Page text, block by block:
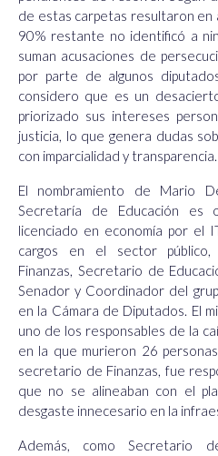
de estas carpetas resultaron en
90% restante no identificó a
suman acusaciones de
por parte de algunos
considero que es un
priorizado sus intereses
justicia, lo que genera dudas
con imparcialidad y transparencia.
El nombramiento de Mario
Secretaría de Educación es
licenciado en economía por el
cargos en el sector público,
Finanzas, Secretario de
Senador y Coordinador del
en la Cámara de Diputados. El
uno de los responsables de la
en la que murieron 26 personas
secretario de Finanzas, fue
que no se alineaban con el
desgaste innecesario en la
Además, como Secretario